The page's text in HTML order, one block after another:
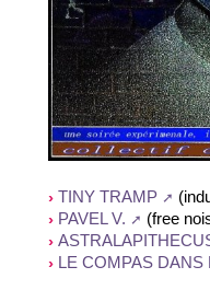
TINY TRAMP
PAVEL V. (free
LE COMPAS DANS